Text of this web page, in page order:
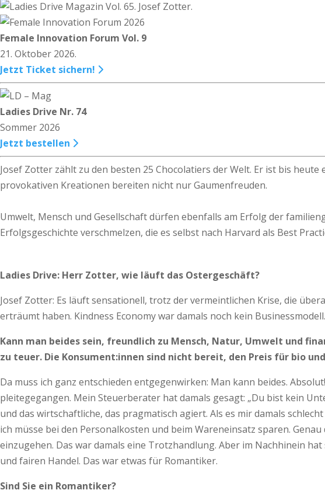
Female Innovation Forum Vol. 9
21. Oktober 2026.
Jetzt Ticket sichern!
Ladies Drive Nr. 74
Sommer 2026
Jetzt bestellen
Josef Zotter zählt zu den besten 25 Chocolatiers der Welt. Er ist bis
provokativen Kreationen bereiten nicht nur Gaumenfreuden.
Umwelt, Mensch und Gesellschaft dürfen ebenfalls am Erfolg der
Erfolgsgeschichte verschmelzen, die es selbst nach Harvard als Best
Ladies Drive: Herr Zotter, wie läuft das Ostergeschäft?
Josef Zotter: Es läuft sensationell, trotz der vermeintlichen Krise, die
erträumt haben. Kindness Economy war damals noch kein
Kann man beides sein, freundlich zu Mensch, Natur, Umwelt und
zu teuer. Die Konsument:innen sind nicht bereit, den Preis für bio
Da muss ich ganz entschieden entgegenwirken: Man kann beides.
pleitegegangen. Mein Steuerberater hat damals gesagt: „Du bist kein
und das wirtschaftliche, das pragmatisch agiert. Als es mir damals
ich müsse bei den Personalkosten und beim Wareneinsatz sparen.
einzugehen. Das war damals eine Trotzhandlung. Aber im Nachhinein
und fairen Handel. Das war etwas für Romantiker.
Sind Sie ein Romantiker?